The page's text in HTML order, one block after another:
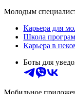
Молодым
Карьера для
Школа
Карьера в
Боты для
Мобильное